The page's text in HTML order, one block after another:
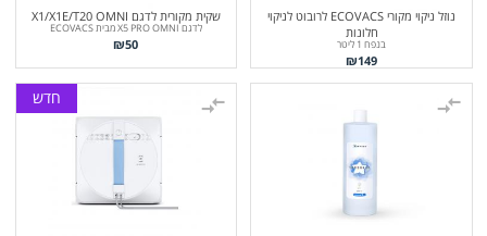
נוזל ניקוי מקורי ECOVACS לרובוט לניקוי
חלונות
בנפח 1 ליטר
₪149
שקית מקורית לדגם X1/X1E/T20 OMNI
לדגם X5 PRO OMNI מבית ECOVACS
₪50
חדש